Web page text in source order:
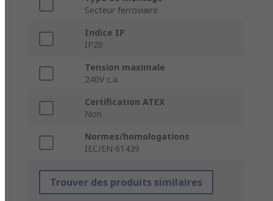
Secteur ferroviaire
Indice IP
IP20
Tension maximale
240V c.a.
Certification ATEX
Non
Normes/homologations
IEC/EN 61439
Trouver des produits similaires